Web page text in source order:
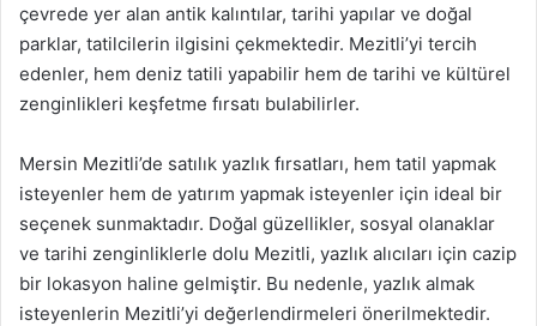
çevrede yer alan antik kalıntılar, tarihi yapılar ve doğal
parklar, tatilcilerin ilgisini çekmektedir. Mezitli’yi tercih
edenler, hem deniz tatili yapabilir hem de tarihi ve kültürel
zenginlikleri keşfetme fırsatı bulabilirler.
Mersin Mezitli’de satılık yazlık fırsatları, hem tatil yapmak
isteyenler hem de yatırım yapmak isteyenler için ideal bir
seçenek sunmaktadır. Doğal güzellikler, sosyal olanaklar
ve tarihi zenginliklerle dolu Mezitli, yazlık alıcıları için cazip
bir lokasyon haline gelmiştir. Bu nedenle, yazlık almak
isteyenlerin Mezitli’yi değerlendirmeleri önerilmektedir.